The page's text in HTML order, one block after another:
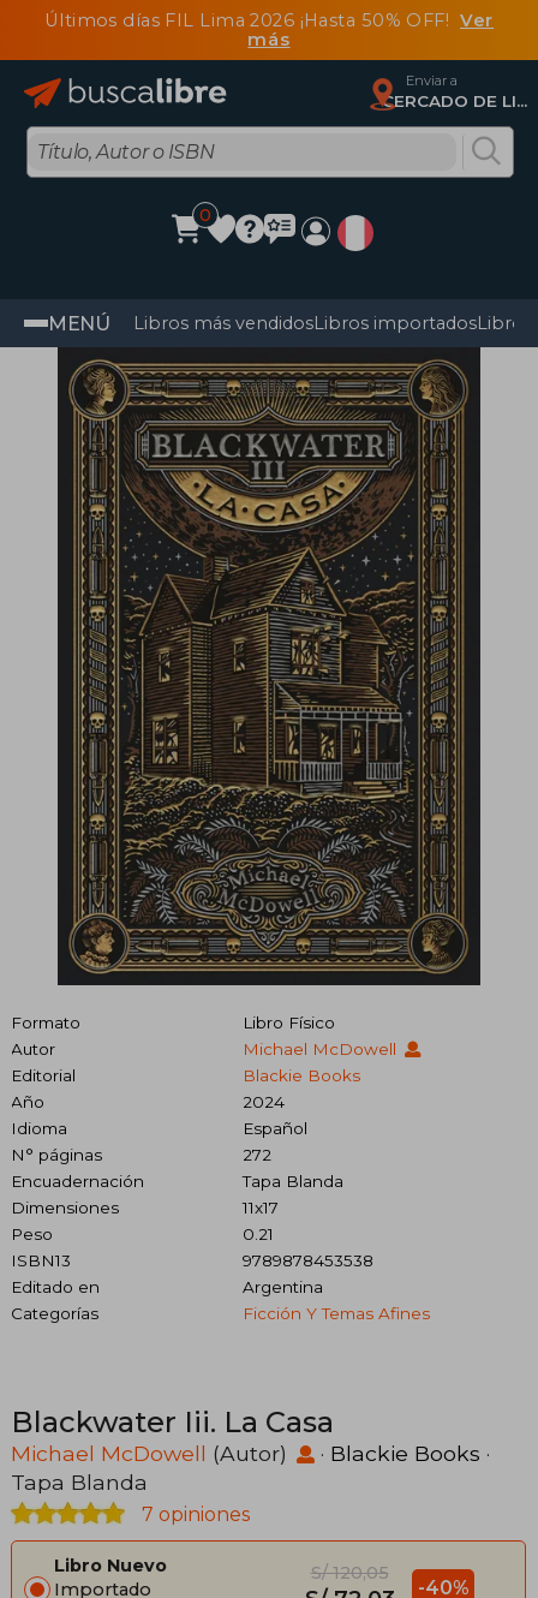
Últimos días FIL Lima 2026 ¡Hasta 50% OFF!Ver
más
Enviar a
CERCADO DE LIMA, Lima
0
MENÚ Libros más vendidosLibros importadosLibros
Formato
Libro Físico
Autor
Michael McDowell
Editorial
Blackie Books
Año
2024
Idioma
Español
N° páginas
272
Encuadernación
Tapa Blanda
Dimensiones
11x17
Peso
0.21
ISBN13
9789878453538
Editado en
Argentina
Categorías
Ficción Y Temas Afines
Blackwater Iii. La Casa
Michael McDowell (Autor) · Blackie Books ·
Tapa Blanda
7 opiniones
Libro Nuevo
Importado
S/ 120,05
-40%